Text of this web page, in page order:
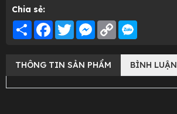
Chia sẻ:
Share Facebook
TwitterMessenger
Copy
Link
THÔNG TIN SẢN PHẨM BÌNH LUẬN